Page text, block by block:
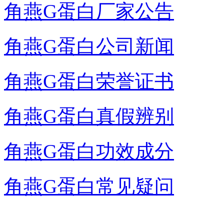
角燕G蛋白厂家公告
角燕G蛋白公司新闻
角燕G蛋白荣誉证书
角燕G蛋白真假辨别
角燕G蛋白功效成分
角燕G蛋白常见疑问